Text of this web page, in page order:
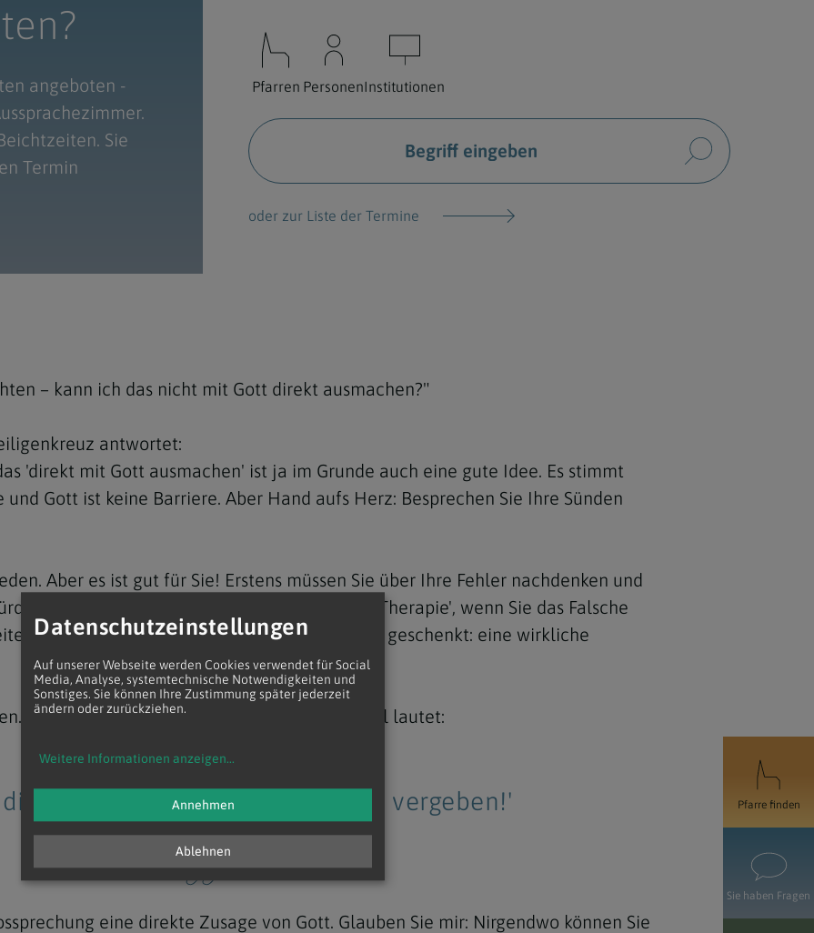
Pfarre finden
Sie haben Fragen
Pfarren PersonenInstitutionen
oder zur Liste der Termine
angeboten -
Sie
Termin
– kann ich das nicht mit Gott direkt ausmachen?"
antwortet:
'direkt mit Gott ausmachen' ist ja im Grunde auch eine gute Idee. Es stimmt
Gott ist keine Barriere. Aber Hand aufs Herz: Besprechen Sie Ihre Sünden
Aber es ist gut für Sie! Erstens müssen Sie über Ihre Fehler nachdenken und
Sie das sonst machen?! Es ist ein Teil der 'Therapie', wenn Sie das Falsche
bekommen Sie dann direkt etwas von Gott geschenkt: eine wirkliche
Der Original-Auftrag von Jesus an die Apostel lautet:
Sünden vergebt, dem sind sie vergeben!'
Johannes 20,23
eine direkte Zusage von Gott. Glauben Sie mir: Nirgendwo können Sie
Datenschutzeinstellungen
Auf unserer Webseite werden Cookies verwendet für Social
Media, Analyse, systemtechnische Notwendigkeiten und
Sonstiges. Sie können Ihre Zustimmung später jederzeit
ändern oder zurückziehen.
Weitere Informationen anzeigen...
Ablehnen
Annehmen